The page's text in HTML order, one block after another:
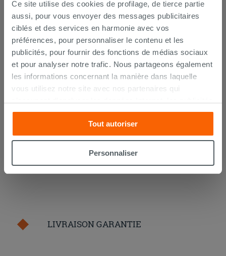
Ce site utilise des cookies de profilage, de tierce partie
aussi, pour vous envoyer des messages publicitaires
ciblés et des services en harmonie avec vos
préférences, pour personnaliser le contenu et les
publicités, pour fournir des fonctions de médias sociaux
et pour analyser notre trafic. Nous partageons également
les informations concernant la manière dans laquelle
vous utilisez notre site avec nos partenaires qui
et les réseaux sociaux. Lesdits partenaires pourraient
combiner ces informations avec d’autres que vous leur
avez fournies ou qu’ils ont recueillies à partir de votre
utilisation sur leurs services. Si vous souhaitez en savoir
cookies, ou à quelques-uns seulement,cliquez iciou
l'installation des cookies techniques uniquement.
Tout autoriser
Personnaliser
Kerakoll h40 No Limits blanc 25Kg -
colle multifonction
26,99 € /PC
AJOUTER AU PANIER
LIVRAISON GARANTIE